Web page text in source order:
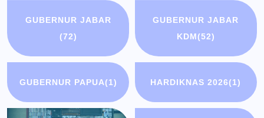
GUBERNUR JABAR
(72)
GUBERNUR JABAR
KDM(52)
GUBERNUR PAPUA(1) HARDIKNAS 2026(1)